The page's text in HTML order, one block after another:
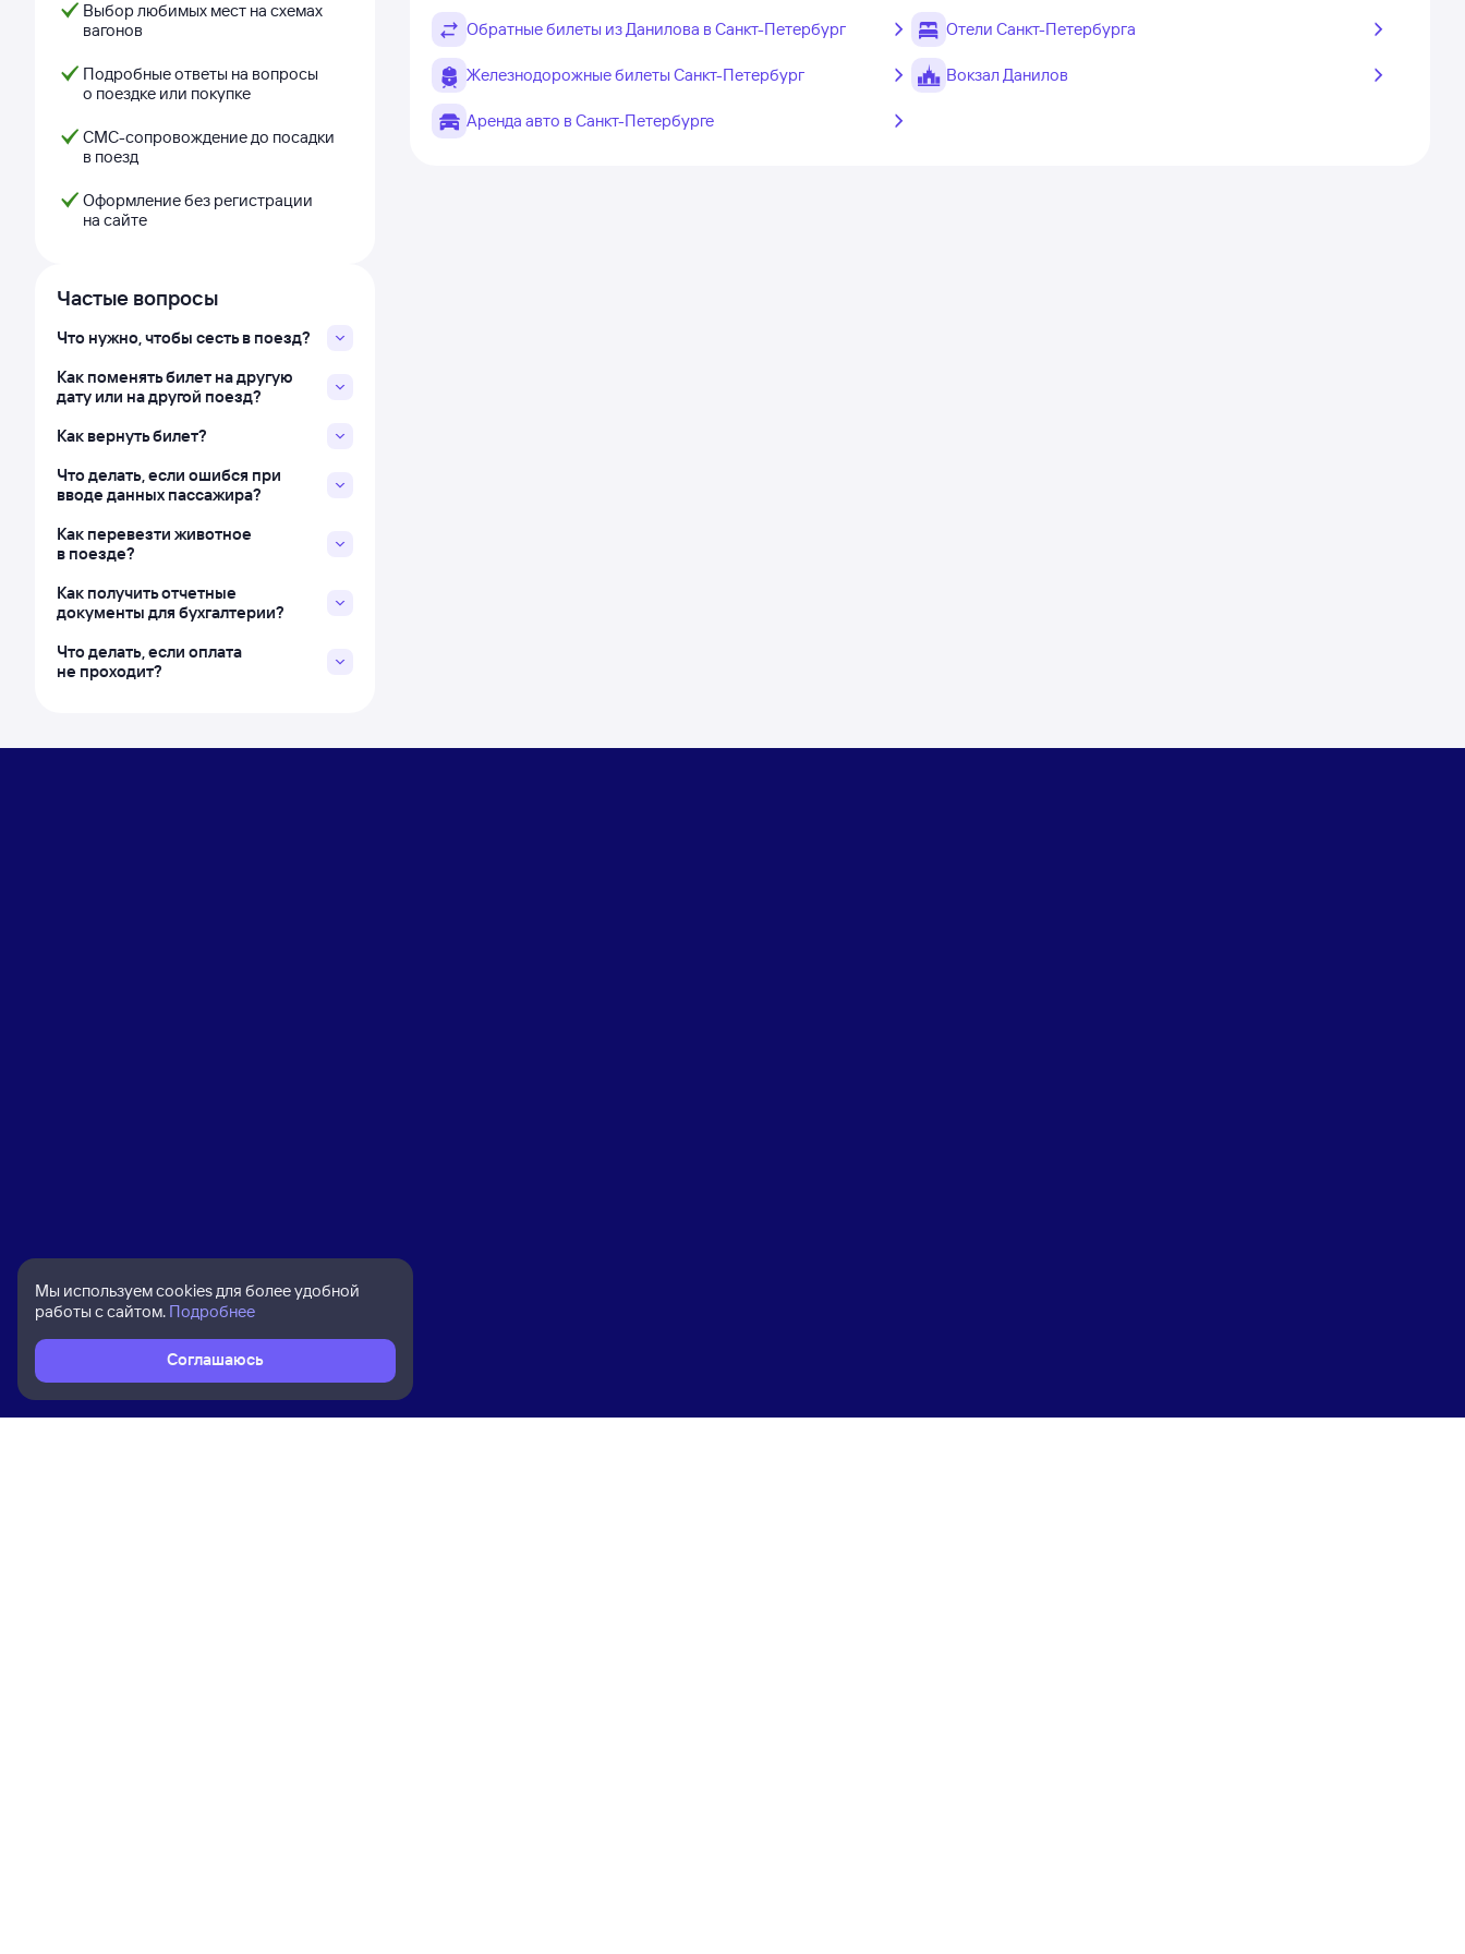
Выбор любимых мест на схемах
вагонов
Подробные ответы на вопросы
о поездке или покупке
СМС-сопровождение до посадки
в поезд
Оформление без регистрации
на сайте
Частые вопросы
Что нужно, чтобы сесть в поезд?
Как поменять билет на другую
дату или на другой поезд?
Как вернуть билет?
Что делать, если ошибся при
вводе данных пассажира?
Как перевезти животное
в поезде?
Как получить отчетные
документы для бухгалтерии?
Что делать, если оплата
не проходит?
Обратные билеты из Данилова в Санкт-Петербург Отели Санкт-Петербурга
Железнодорожные билеты Санкт-Петербург Вокзал Данилов
Аренда авто в Санкт-Петербурге
Мы используем cookies для более удобной
работы с сайтом. Подробнее
Соглашаюсь